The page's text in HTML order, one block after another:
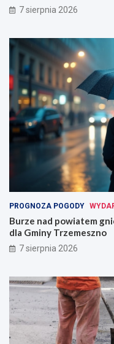
7 sierpnia 2026
PROGNOZA POGODY
Burze nad powiatem
dla Gminy Trzemeszno
7 sierpnia 2026